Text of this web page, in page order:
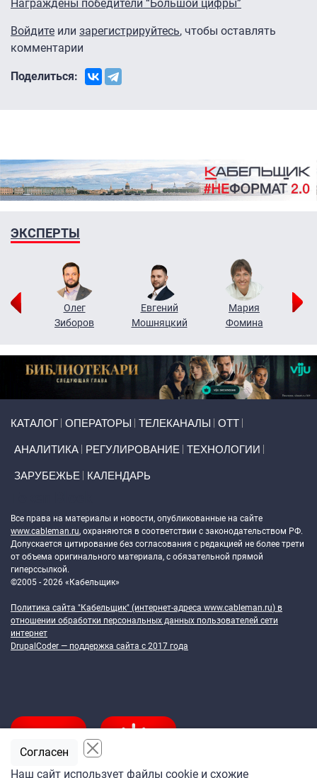
Награждены победители “Большой цифры”
Войдите или зарегистрируйтесь, чтобы оставлять
комментарии
Поделиться:
ЭКСПЕРТЫ
Олег
Зиборов
Евгений
Мошняцкий
Мария
Фомина
КАТАЛОГ ОПЕРАТОРЫ ТЕЛЕКАНАЛЫ ОТТ
АНАЛИТИКА РЕГУЛИРОВАНИЕ ТЕХНОЛОГИИ
ЗАРУБЕЖЬЕ КАЛЕНДАРЬ
Все права на материалы и новости, опубликованные на сайте
www.cableman.ru, охраняются в соответствии с законодательством РФ.
Допускается цитирование без согласования с редакцией не более трети
от объема оригинального материала, с обязательной прямой
гиперссылкой.
©2005 - 2026 «Кабельщик»
Политика сайта "Кабельщик" (интернет-адреса www.cableman.ru) в
отношении обработки персональных данных пользователей сети
интернет
DrupalCoder — поддержка сайта c 2017 года
Наш сайт использует файлы cookie и схожие
Согласен